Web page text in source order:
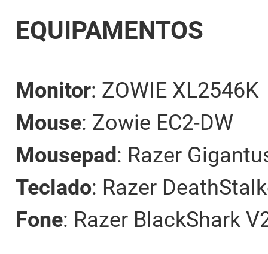
EQUIPAMENTOS
Monitor: ZOWIE XL2546K
Mouse: Zowie EC2-DW
Mousepad: Razer
Teclado: Razer
Fone: Razer BlackShark